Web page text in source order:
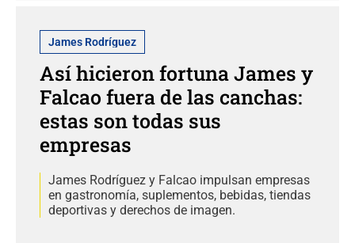
James Rodríguez
Así hicieron fortuna James y
Falcao fuera de las canchas:
estas son todas sus
empresas
James Rodríguez y Falcao impulsan empresas
en gastronomía, suplementos, bebidas, tiendas
deportivas y derechos de imagen.